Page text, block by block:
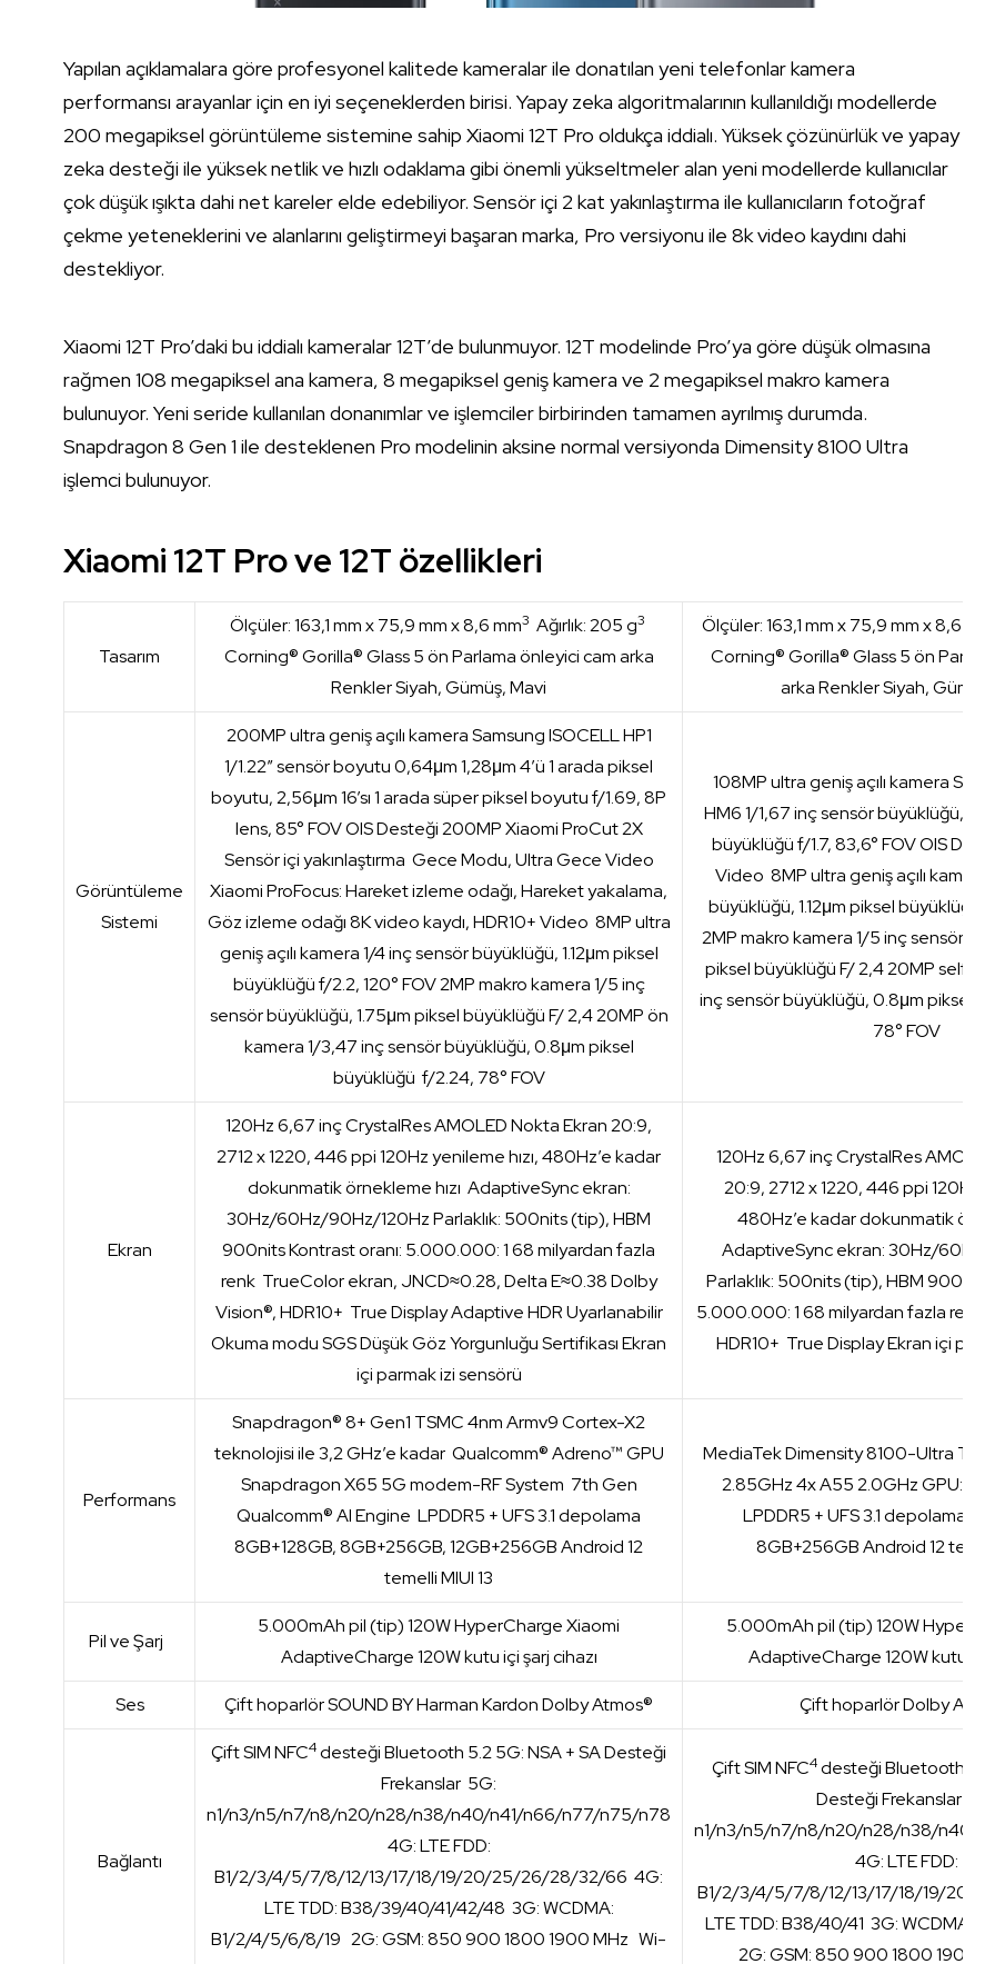
Yapılan açıklamalara göre profesyonel kalitede kameralar ile donatılan yeni telefonlar kamera
performansı arayanlar için en iyi seçeneklerden birisi. Yapay zeka algoritmalarının kullanıldığı modellerde
200 megapiksel görüntüleme sistemine sahip Xiaomi 12T Pro oldukça iddialı. Yüksek çözünürlük ve yapay
zeka desteği ile yüksek netlik ve hızlı odaklama gibi önemli yükseltmeler alan yeni modellerde kullanıcılar
çok düşük ışıkta dahi net kareler elde edebiliyor. Sensör içi 2 kat yakınlaştırma ile kullanıcıların fotoğraf
çekme yeteneklerini ve alanlarını geliştirmeyi başaran marka, Pro versiyonu ile 8k video kaydını dahi
destekliyor.
Xiaomi 12T Pro’daki bu iddialı kameralar 12T’de bulunmuyor. 12T modelinde Pro’ya göre düşük olmasına
rağmen 108 megapiksel ana kamera, 8 megapiksel geniş kamera ve 2 megapiksel makro kamera
bulunuyor. Yeni seride kullanılan donanımlar ve işlemciler birbirinden tamamen ayrılmış durumda.
Snapdragon 8 Gen 1 ile desteklenen Pro modelinin aksine normal versiyonda Dimensity 8100 Ultra
işlemci bulunuyor.
Xiaomi 12T Pro ve 12T özellikleri
Tasarım
Ölçüler: 163,1 mm x 75,9 mm x 8,6 mm3 Ağırlık: 205 g3
Corning® Gorilla® Glass 5 ön Parlama önleyici cam arka
Renkler Siyah, Gümüş, Mavi
Ölçüler: 163,1 mm x 75,9 mm x 8,6 mm
Corning® Gorilla® Glass 5 ön
arka Renkler Siyah,
Görüntüleme
Sistemi
200MP ultra geniş açılı kamera Samsung ISOCELL HP1
1/1.22″ sensör boyutu 0,64μm 1,28μm 4’ü 1 arada piksel
boyutu, 2,56μm 16’sı 1 arada süper piksel boyutu f/1.69, 8P
lens, 85° FOV OIS Desteği 200MP Xiaomi ProCut 2X
Sensör içi yakınlaştırma Gece Modu, Ultra Gece Video
Xiaomi ProFocus: Hareket izleme odağı, Hareket yakalama,
Göz izleme odağı 8K video kaydı, HDR10+ Video 8MP ultra
geniş açılı kamera 1/4 inç sensör büyüklüğü, 1.12μm piksel
büyüklüğü f/2.2, 120° FOV 2MP makro kamera 1/5 inç
sensör büyüklüğü, 1.75μm piksel büyüklüğü F/ 2,4 20MP ön
kamera 1/3,47 inç sensör büyüklüğü, 0.8μm piksel
büyüklüğü f/2.24, 78° FOV
108MP ultra geniş açılı kamera
HM6 1/1,67 inç sensör büyüklüğü,
büyüklüğü f/1.7, 83,6° FOV OIS
Video 8MP ultra geniş açılı kamera
büyüklüğü, 1.12μm piksel büyüklüğü
2MP makro kamera 1/5 inç sensör
piksel büyüklüğü F/ 2,4 20MP selfie
inç sensör büyüklüğü, 0.8μm piksel
78° FOV
Ekran
120Hz 6,67 inç CrystalRes AMOLED Nokta Ekran 20:9,
2712 x 1220, 446 ppi 120Hz yenileme hızı, 480Hz’e kadar
dokunmatik örnekleme hızı AdaptiveSync ekran:
30Hz/60Hz/90Hz/120Hz Parlaklık: 500nits (tip), HBM
900nits Kontrast oranı: 5.000.000: 1 68 milyardan fazla
renk TrueColor ekran, JNCD≈0.28, Delta E≈0.38 Dolby
Vision®, HDR10+ True Display Adaptive HDR Uyarlanabilir
Okuma modu SGS Düşük Göz Yorgunluğu Sertifikası Ekran
içi parmak izi sensörü
120Hz 6,67 inç CrystalRes
20:9, 2712 x 1220, 446 ppi 120Hz
480Hz’e kadar dokunmatik
AdaptiveSync ekran: 30Hz/
Parlaklık: 500nits (tip), HBM 900nits
5.000.000: 1 68 milyardan fazla renk
HDR10+ True Display Ekran içi
Performans
Snapdragon® 8+ Gen1 TSMC 4nm Armv9 Cortex-X2
teknolojisi ile 3,2 GHz’e kadar Qualcomm® Adreno™ GPU
Snapdragon X65 5G modem-RF System 7th Gen
Qualcomm® AI Engine LPDDR5 + UFS 3.1 depolama
8GB+128GB, 8GB+256GB, 12GB+256GB Android 12
temelli MIUI 13
MediaTek Dimensity 8100-Ultra
2.85GHz 4x A55 2.0GHz GPU:
LPDDR5 + UFS 3.1 depolama
8GB+256GB Android 12
Pil ve Şarj
5.000mAh pil (tip) 120W HyperCharge Xiaomi
AdaptiveCharge 120W kutu içi şarj cihazı
5.000mAh pil (tip) 120W
AdaptiveCharge 120W kutu içi
Ses Çift hoparlör SOUND BY Harman Kardon Dolby Atmos® Çift hoparlör Dolby
Bağlantı
Çift SIM NFC4desteği Bluetooth 5.2 5G: NSA + SA Desteği
Frekanslar 5G:
n1/n3/n5/n7/n8/n20/n28/n38/n40/n41/n66/n77/n75/n78
4G: LTE FDD:
B1/2/3/4/5/7/8/12/13/17/18/19/20/25/26/28/32/66 4G:
LTE TDD: B38/39/40/41/42/48 3G: WCDMA:
B1/2/4/5/6/8/19 2G: GSM: 850 900 1800 1900 MHz Wi-
Çift SIM NFC4desteği Bluetooth 5.3
Desteği Frekanslar
n1/n3/n5/n7/n8/n20/n28/n38/n40/
4G: LTE FDD:
B1/2/3/4/5/7/8/12/13/17/18/19/20/
LTE TDD: B38/40/41 3G: WCDMA:
2G: GSM: 850 900 1800 1900